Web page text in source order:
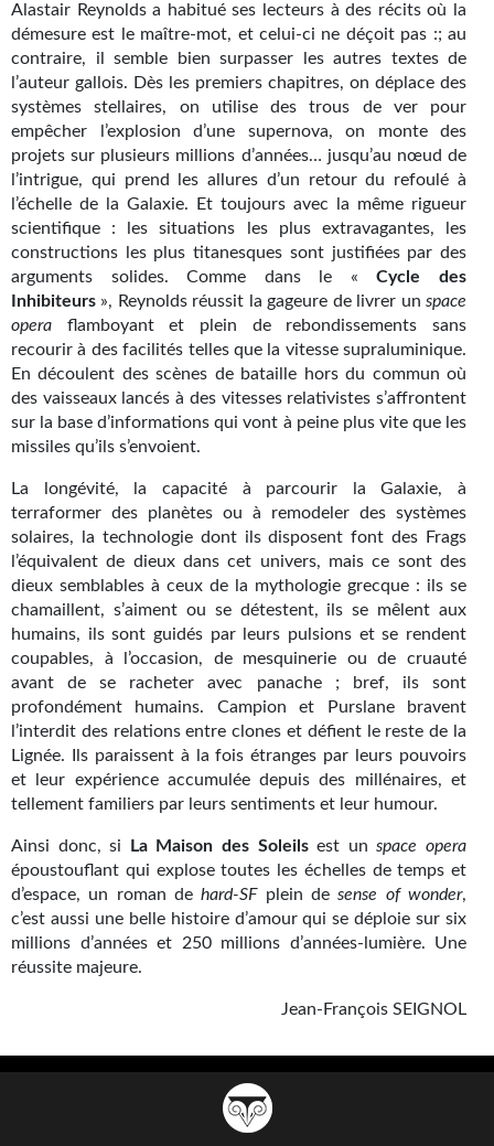
Le blog
Le prix des lecteurs
GOODIES
Goodies Gotland
Tirages d’art Une Heure-Lumière
PLUS
À paraître
Revue de presse
Récompenses
Newsletter
Le Bélial' sur Youtube
LE BLOG BIFROST
Tous les articles
La Bibliothèque orbitale
Journal d'un homme des bois
FORUMS
CONTACT
Nous contacter
F.A.Q.
Soumettre un manuscrit
Support technique
Alastair Reynolds a habitué ses lecteurs à des récits où la
démesure est le maître-mot, et celui-ci ne déçoit pas :; au
contraire, il semble bien surpasser les autres textes de
l’auteur gallois. Dès les premiers chapitres, on déplace des
systèmes stellaires, on utilise des trous de ver pour
empêcher l’explosion d’une supernova, on monte des
projets sur plusieurs millions d’années… jusqu’au nœud de
l’intrigue, qui prend les allures d’un retour du refoulé à
l’échelle de la Galaxie. Et toujours avec la même rigueur
scientifique : les situations les plus extravagantes, les
constructions les plus titanesques sont justifiées par des
arguments solides. Comme dans le «Cycle des
Inhibiteurs », Reynolds réussit la gageure de livrer unspace
opera flamboyant et plein de rebondissements sans
recourir à des facilités telles que la vitesse supraluminique.
En découlent des scènes de bataille hors du commun où
des vaisseaux lancés à des vitesses relativistes s’affrontent
sur la base d’informations qui vont à peine plus vite que les
missiles qu’ils s’envoient.
La longévité, la capacité à parcourir la Galaxie, à
terraformer des planètes ou à remodeler des systèmes
solaires, la technologie dont ils disposent font des Frags
l’équivalent de dieux dans cet univers, mais ce sont des
dieux semblables à ceux de la mythologie grecque : ils se
chamaillent, s’aiment ou se détestent, ils se mêlent aux
humains, ils sont guidés par leurs pulsions et se rendent
coupables, à l’occasion, de mesquinerie ou de cruauté
avant de se racheter avec panache ; bref, ils sont
profondément humains. Campion et Purslane bravent
l’interdit des relations entre clones et défient le reste de la
Lignée. Ils paraissent à la fois étranges par leurs pouvoirs
et leur expérience accumulée depuis des millénaires, et
tellement familiers par leurs sentiments et leur humour.
Ainsi donc, si La Maison des Soleilsest unspace opera
époustouflant qui explose toutes les échelles de temps et
d’espace, un roman dehard-SFplein desense of wonder,
c’est aussi une belle histoire d’amour qui se déploie sur six
millions d’années et 250 millions d’années-lumière. Une
réussite majeure.
Jean-François SEIGNOL